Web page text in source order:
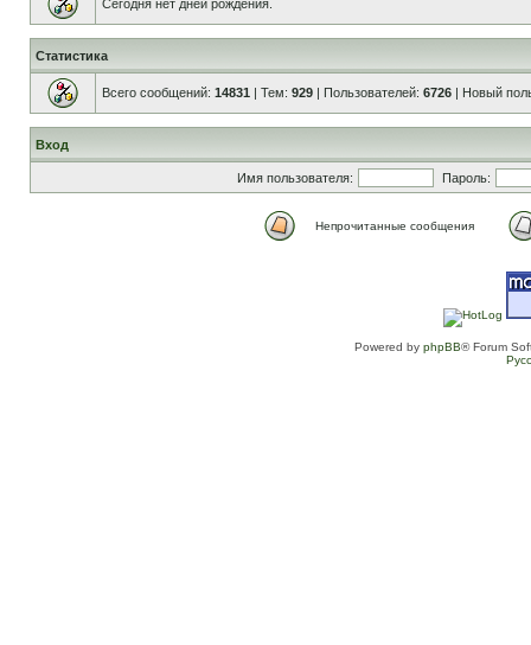
Сегодня нет дней рождения.
Статистика
Всего сообщений: 14831 | Тем: 929 | Пользователей: 6726 | Новый
Вход
Имя пользователя: Пароль:
Непрочитанные сообщения
Powered by phpBB® Forum